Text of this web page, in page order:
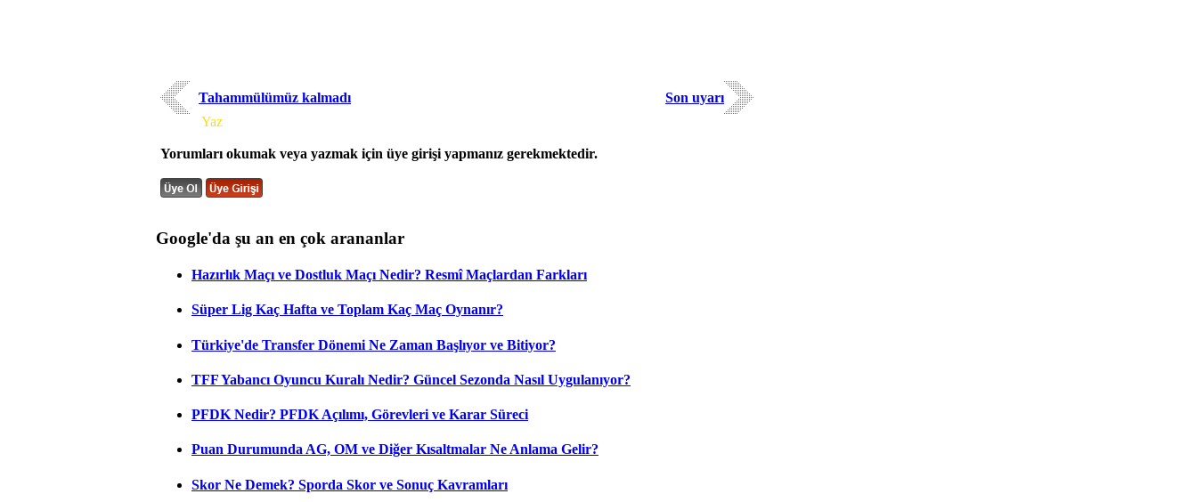
Tahammülümüz kalmadı
Son uyarı
Yaz
Yorumları okumak veya yazmak için üye girişi yapmanız gerekmektedir.
Google'da şu an en çok arananlar
Hazırlık Maçı ve Dostluk Maçı Nedir? Resmî Maçlardan Farkları
Süper Lig Kaç Hafta ve Toplam Kaç Maç Oynanır?
Türkiye'de Transfer Dönemi Ne Zaman Başlıyor ve Bitiyor?
TFF Yabancı Oyuncu Kuralı Nedir? Güncel Sezonda Nasıl Uygulanıyor?
PFDK Nedir? PFDK Açılımı, Görevleri ve Karar Süreci
Puan Durumunda AG, OM ve Diğer Kısaltmalar Ne Anlama Gelir?
Skor Ne Demek? Sporda Skor ve Sonuç Kavramları